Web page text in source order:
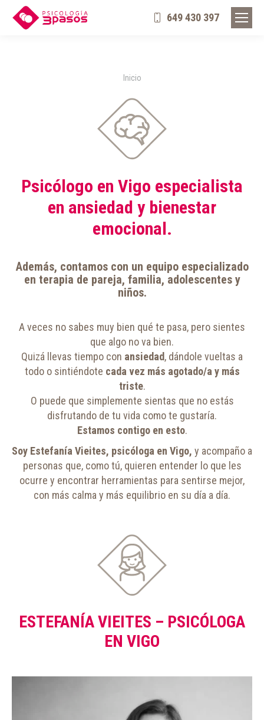
649 430 397
Estás aquí:
Inicio
Psicólogo en Vigo especialista
en ansiedad y bienestar
emocional.
Además, contamos con un equipo especializado
en terapia de pareja, familia, adolescentes y
niños.
A veces no sabes muy bien qué te pasa, pero sientes
que algo no va bien.
Quizá llevas tiempo con ansiedad, dándole vueltas a
todo o sintiéndote cada vez más agotado/a y más
triste.
O puede que simplemente sientas que no estás
disfrutando de tu vida como te gustaría.
Estamos contigo en esto.
Soy Estefanía Vieites, psicóloga en Vigo, y acompaño a
personas que, como tú, quieren entender lo que les
ocurre y encontrar herramientas para sentirse mejor,
con más calma y más equilibrio en su día a día.
ESTEFANÍA VIEITES – PSICÓLOGA
EN VIGO